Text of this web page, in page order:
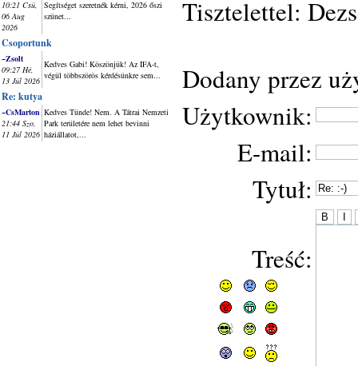
10:21 Csü,
06 Aug
2026
Segítséget szeretnék kérni, 2026 őszi
szünet...
Csoportunk
~Zsolt
09:27 Hé,
13 Júl 2026
Kedves Gabi! Köszönjük! Az IFA-t,
végül többszörös kérdésünkre sem...
Re: kutya
~CsMarton
21:44 Szo,
11 Júl 2026
Kedves Tünde! Nem. A Tátrai Nemzeti
Park területére nem lehet bevinni
háziállatot,...
Tisztelettel:
Dodany przez
Użytkownik:
E-mail:
Tytuł:
Treść: